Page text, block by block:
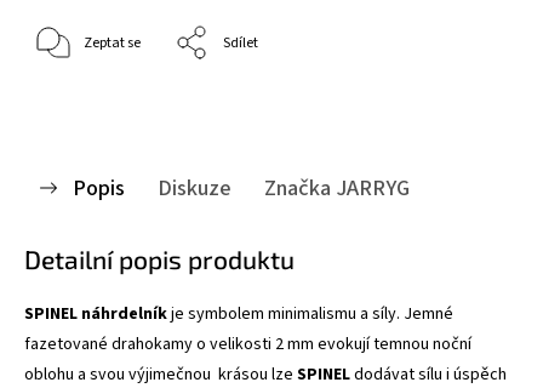
Zeptat se Sdílet
Popis Diskuze Značka JARRYG
Detailní popis produktu
SPINEL náhrdelníkje symbolem minimalismu a síly. Jemné
fazetované drahokamy o velikosti 2 mm evokují temnou noční
oblohu a svou výjimečnou krásou lze SPINELdodávat sílu i úspěch